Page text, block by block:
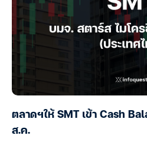
ตลาดฯให้ SMT เข้า Cash
ส.ค.